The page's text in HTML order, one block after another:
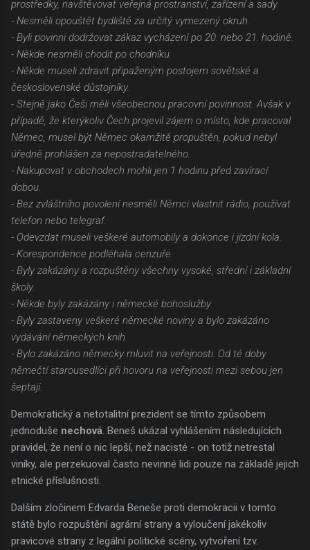
prostředky, navštěvovat veřejná prostranství, zařízení a sady.
- Nesměli opouštět bydliště za určitý vymezený okruh.
- Byli povinni dodržovat zákaz vycházení po 20. nebo 21. hodině.
- Někde nesměli chodit po chodníku.
- Někde museli zdravit připaženým postojem sovětské a
československé důstojníky.
- Stejně jako Češi měli všeobecnou pracovní povinnost. Avšak v
případě, že kterýkoliv Čech projevil zájem o místo, kde pracoval
Němec, musel být Němec okamžitě propuštěn, pokud nebyl
úředně prohlášen za nepostradatelného.
- Nakupovat v obchodech mohli jen 1 hodinu před zavírací
dobou.
- Bez zvláštního povolení nesměli Němci vlastnit rádio, používat
telefon nebo telegraf.
- Odevzdat museli veškeré automobily a dokonce i jízdní kola.
- Korespondence podléhala cenzuře.
- Byly zakázány a rozpuštěny všechny vysoké, střední i základní
školy.
- Někde byly zakázány i německé bohoslužby.
- Byly zastaveny veškeré německé noviny a bylo zakázáno
vydávání německých knih.
- Bylo zakázáno německy mluvit na veřejnosti. Od té doby
němečtí starousedlíci při hovoru na veřejnosti mezi sebou jen
šeptají.
Demokratický a netotalitní prezident se tímto způsobem
jednoduše nechová . Beneš ukázal vyhlášením následujících
pravidel, že není o nic lepší, než nacisté - on totiž netrestal
viníky, ale perzekuoval často nevinné lidi pouze na základě jejich
etnické příslušnosti.
Dalším zločinem Edvarda Beneše proti demokracii v tomto
státě bylo rozpuštění agrární strany a vyloučení jakékoliv
pravicové strany z legální politické scény, vytvoření tzv.